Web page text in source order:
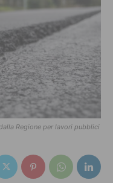
Regione per lavori pubblici